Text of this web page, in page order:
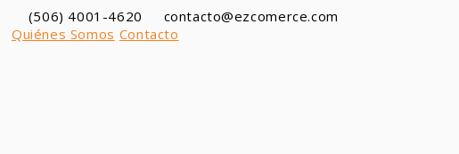
al
(506) 4001-4620
contacto@ezcomerce.com
Quiénes Somos Contacto